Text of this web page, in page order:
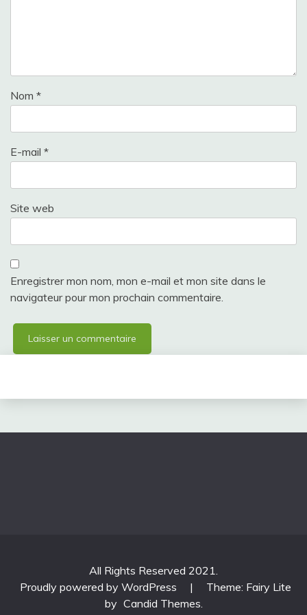
Nom *
E-mail *
Site web
Enregistrer mon nom, mon e-mail et mon site dans le
navigateur pour mon prochain commentaire.
All Rights Reserved 2021.
Proudly powered by WordPress
|
Theme: Fairy Lite
by Candid Themes